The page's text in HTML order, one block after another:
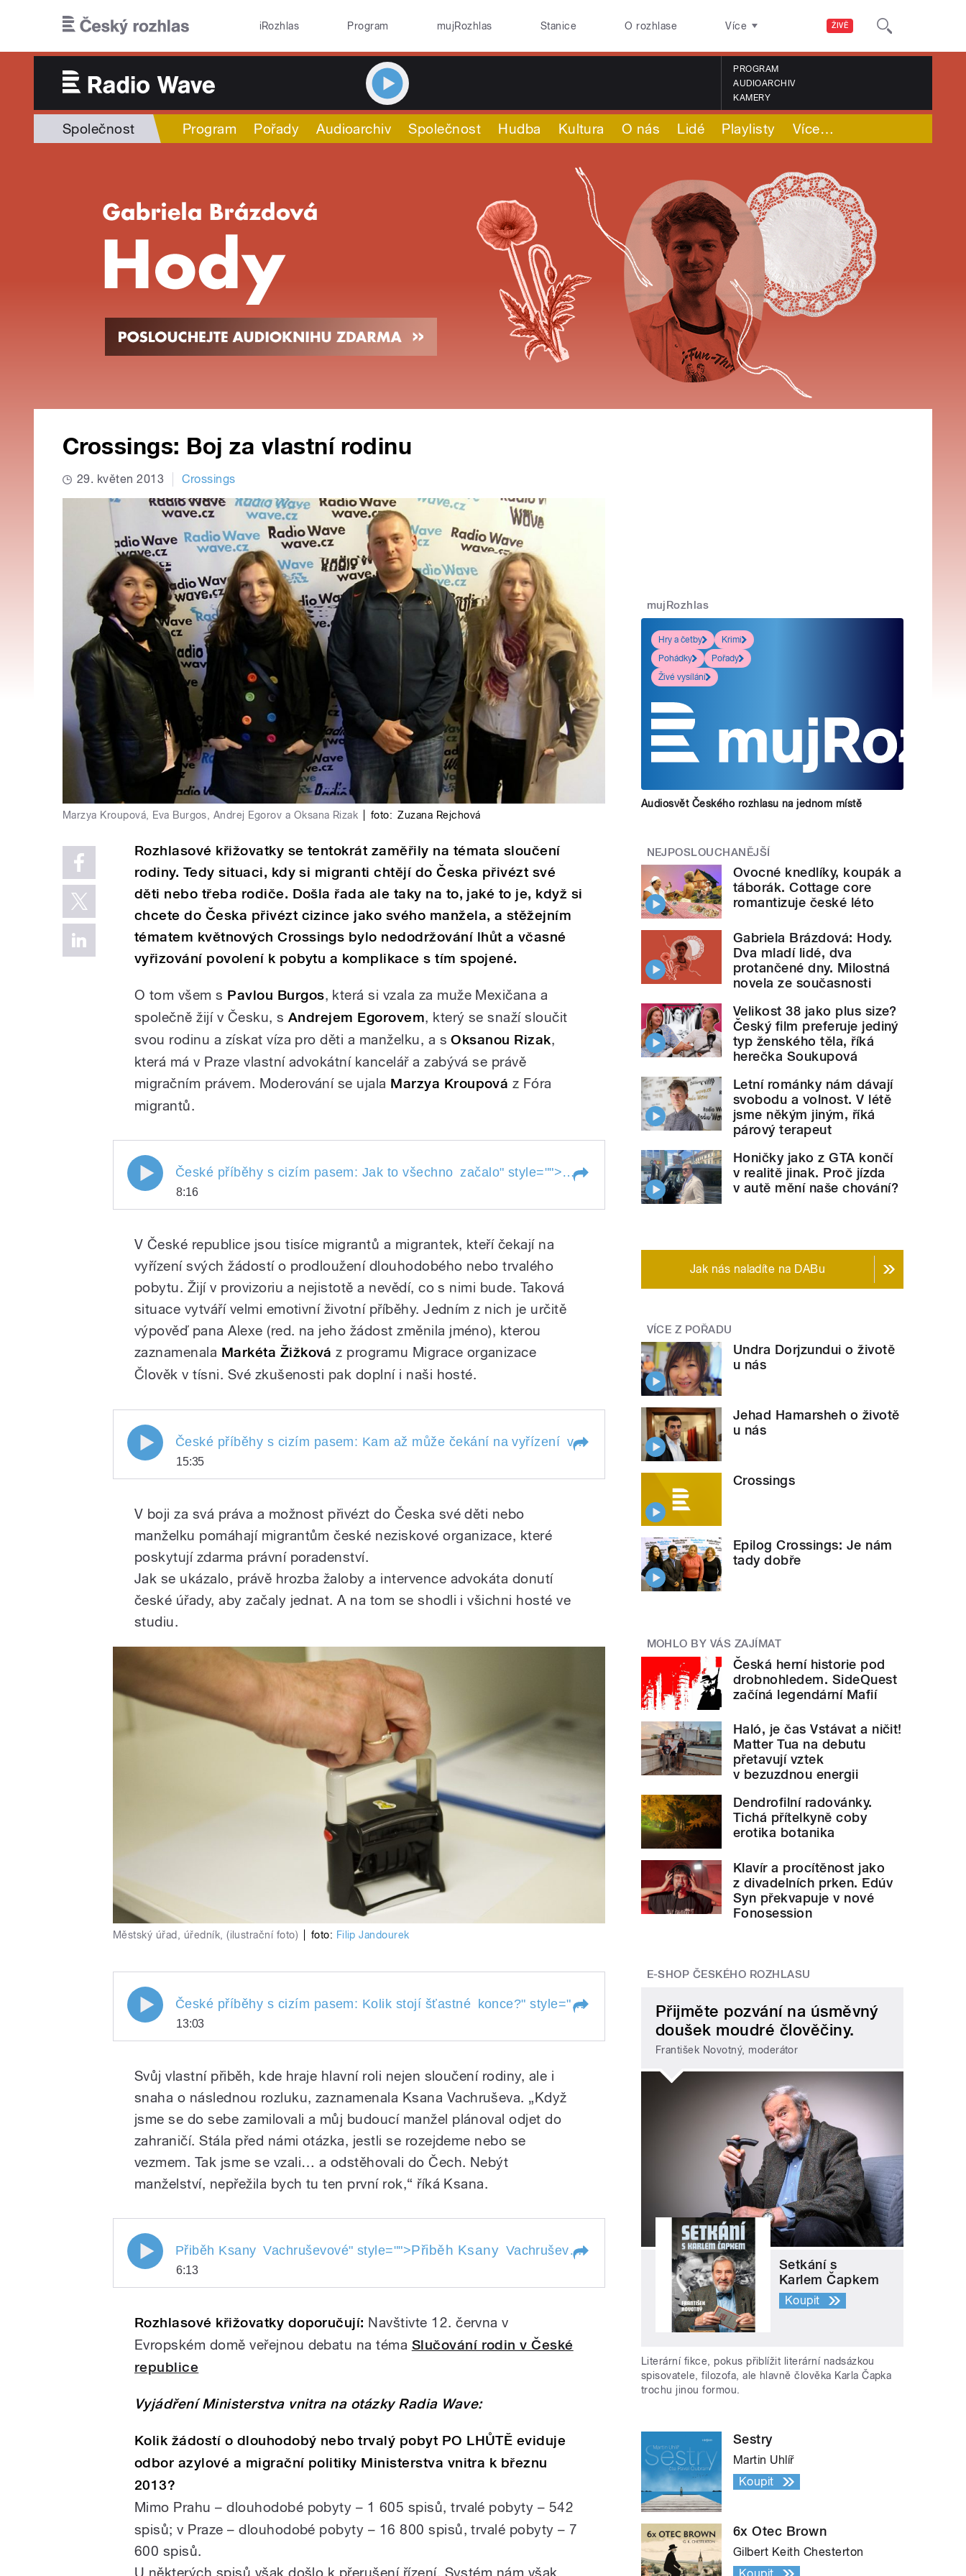
ŽIVĚ
iRozhlas Program mujRozhlas Stanice O rozhlase Více
PROGRAM
AUDIOARCHIV
KAMERY
Společnost Program Pořady Audioarchiv Společnost Hudba Kultura O nás Lidé Playlisty Více…
Crossings: Boj za vlastní rodinu
29. květen 2013 Crossings
Marzya Kroupová, Eva Burgos, Andrej Egorov a Oksana Rizak foto: Zuzana Rejchová
Rozhlasové křižovatky se tentokrát zaměřily na témata sloučení
rodiny. Tedy situaci, kdy si migranti chtějí do Česka přivézt své
děti nebo třeba rodiče. Došla řada ale taky na to, jaké to je, když si
chcete do Česka přivézt cizince jako svého manžela, a stěžejním
tématem květnových Crossings bylo nedodržování lhůt a včasné
vyřizování povolení k pobytu a komplikace s tím spojené.
O tom všem s Pavlou Burgos, která si vzala za muže Mexičana a
společně žijí v Česku, s Andrejem Egorovem, který se snaží sloučit
svou rodinu a získat víza pro děti a manželku, a sOksanou Rizak,
která má v Praze vlastní advokátní kancelář a zabývá se právě
migračním právem. Moderování se ujala Marzya Kroupová z Fóra
migrantů.
České příběhy s cizím pasem: Jak to všechno začalo
pause
České příběhy s cizím pasem: Jak to všechno začalo" style="">České příběhy s cizím pasem: Jak to všechno začalo
8:16
všechno
V České republice jsou tisíce migrantů a migrantek, kteří čekají na
vyřízení svých žádostí o prodloužení dlouhodobého nebo trvalého
pobytu. Žijí v provizoriu a nejistotě a nevědí, co s nimi bude. Taková
situace vytváří velmi emotivní životní příběhy. Jedním z nich je určitě
výpověď pana Alexe (red. na jeho žádost změnila jméno), kterou
zaznamenala Markéta Žižkováz programu Migrace organizace
Člověk v tísni. Své zkušenosti pak doplní i naši hosté.
České příběhy s cizím pasem: Kam až může čekání na vyřízení
víza dojít
České příběhy s cizím pasem: Kam až může čekání na vyřízení víza dojít " style="">České příběhy s cizím pasem: Kam až
15:35
čekání na vyřízení
V boji za svá práva a možnost přivézt do Česka své děti nebo
manželku pomáhají migrantům české neziskové organizace, které
poskytují zdarma právní poradenství.
Jak se ukázalo, právě hrozba žaloby a intervence advokáta donutí
české úřady, aby začaly jednat. A na tom se shodli i všichni hosté ve
studiu.
Městský úřad, úředník, (ilustrační foto) foto: Filip Jandourek
České příběhy s cizím pasem: Kolik stojí šťastné konce?
pause
České příběhy s cizím pasem: Kolik stojí šťastné konce?" style=""> České příběhy s cizím pasem: Kolik stojí šťastné
13:03
šťastné
Svůj vlastní přiběh, kde hraje hlavní roli nejen sloučení rodiny, ale i
snaha o následnou rozluku, zaznamenala Ksana Vachruševa. „Když
jsme se do sebe zamilovali a můj budoucí manžel plánoval odjet do
zahraničí. Stála před námi otázka, jestli se rozejdeme nebo se
vezmem. Tak jsme se vzali… a odstěhovali do Čech. Nebýt
manželství, nepřežila bych tu ten první rok,“ říká Ksana.
Přiběh Ksany Vachruševové
Přiběh Ksany Vachruševové" style="">Přiběh Ksany Vachruševové " style="">Přiběh Ksany Vachruševové
6:13
Rozhlasové křižovatky doporučují: Navštivte 12. června v
Evropském domě veřejnou debatu na téma Slučování rodin v České
republice
Vyjádření Ministerstva vnitra na otázky Radia Wave:
Kolik žádostí o dlouhodobý nebo trvalý pobyt PO LHŮTĚ eviduje
odbor azylové a migrační politiky Ministerstva vnitra k březnu
2013?
Mimo Prahu – dlouhodobé pobyty – 1 605 spisů, trvalé pobyty – 542
spisů; v Praze – dlouhodobé pobyty – 16 800 spisů, trvalé pobyty – 7
600 spisů.
U některých spisů však došlo k přerušení řízení. Systém nám však
mujRozhlas
Hry a četby
Krimi
Pohádky
Pořady
Živé vysílání
Audiosvět Českého rozhlasu na jednom místě
NEJPOSLOUCHANĚJŠÍ
Ovocné knedlíky, koupák a
táborák. Cottage core
romantizuje české léto
Gabriela Brázdová: Hody.
Dva mladí lidé, dva
protančené dny. Milostná
novela ze současnosti
Velikost 38 jako plus size?
Český film preferuje jediný
typ ženského těla, říká
herečka Soukupová
Letní románky nám dávají
svobodu a volnost. V létě
jsme někým jiným, říká
párový terapeut
Honičky jako z GTA končí
v realitě jinak. Proč jízda
v autě mění naše chování?
Jak nás naladíte na DABu
VÍCE Z POŘADU
Undra Dorjzundui o životě
u nás
Jehad Hamarsheh o životě
u nás
Crossings
Epilog Crossings: Je nám
tady dobře
MOHLO BY VÁS ZAJÍMAT
Česká herní historie pod
drobnohledem. SideQuest
začíná legendární Mafií
Haló, je čas Vstávat a ničit!
Matter Tua na debutu
přetavují vztek
v bezuzdnou energii
Dendrofilní radovánky.
Tichá přítelkyně coby
erotika botanika
Klavír a procítěnost jako
z divadelních prken. Edúv
Syn překvapuje v nové
Fonosession
E-SHOP ČESKÉHO ROZHLASU
Přijměte pozvání na úsměvný
doušek moudré člověčiny.
František Novotný, moderátor
Setkání s
Karlem Čapkem
Koupit
Literární fikce, pokus přiblížit literární nadsázkou
spisovatele, filozofa, ale hlavně člověka Karla Čapka
trochu jinou formou.
Sestry
Martin Uhlíř
Koupit
6x Otec Brown
Gilbert Keith Chesterton